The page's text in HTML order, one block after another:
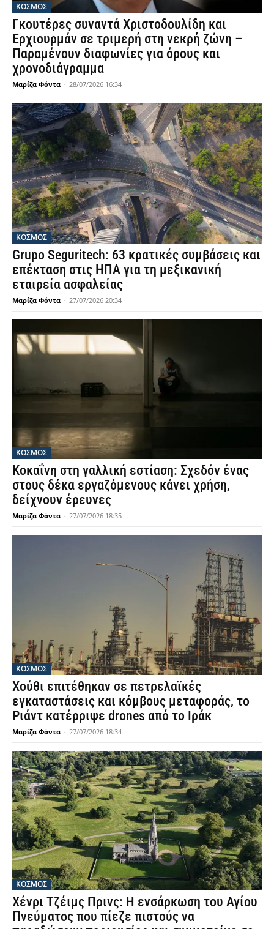
ΚΟΣΜΟΣ
Γκουτέρες συναντά Χριστοδουλίδη και
Ερχιουρμάν σε τριμερή στη νεκρή ζώνη –
Παραμένουν διαφωνίες για όρους και
χρονοδιάγραμμα
Μαρίζα Φόντα - 28/07/2026 16:34
ΚΟΣΜΟΣ
Grupo Seguritech: 63 κρατικές συμβάσεις και
επέκταση στις ΗΠΑ για τη μεξικανική
εταιρεία ασφαλείας
Μαρίζα Φόντα - 27/07/2026 20:34
ΚΟΣΜΟΣ
Κοκαΐνη στη γαλλική εστίαση: Σχεδόν ένας
στους δέκα εργαζόμενους κάνει χρήση,
δείχνουν έρευνες
Μαρίζα Φόντα - 27/07/2026 18:35
ΚΟΣΜΟΣ
Χούθι επιτέθηκαν σε πετρελαϊκές
εγκαταστάσεις και κόμβους μεταφοράς, το
Ριάντ κατέρριψε drones από το Ιράκ
Μαρίζα Φόντα - 27/07/2026 18:34
ΚΟΣΜΟΣ
Χένρι Τζέιμς Πρινς: Η ενσάρκωση του Αγίου
Πνεύματος που πίεζε πιστούς να